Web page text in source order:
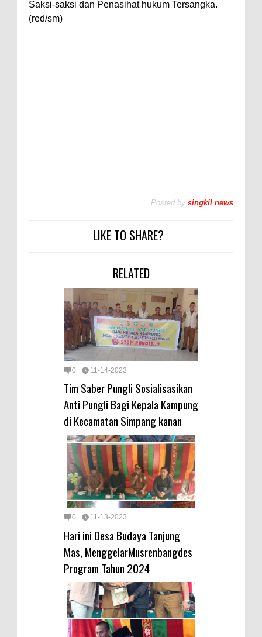
Saksi-saksi dan Penasihat hukum Tersangka.
(red/sm)
Posted by singkil news
LIKE TO SHARE?
RELATED
0 11-14-2023
Tim Saber Pungli Sosialisasikan
Anti Pungli Bagi Kepala Kampung
di Kecamatan Simpang kanan
0 11-13-2023
Hari ini Desa Budaya Tanjung
Mas, MenggelarMusrenbangdes
Program Tahun 2024